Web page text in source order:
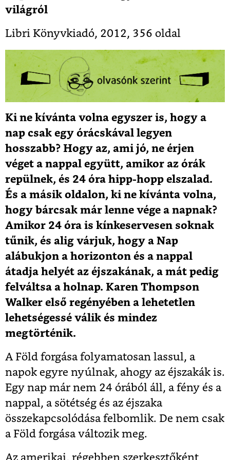
világról
Libri Könyvkiadó, 2012, 356 oldal
Ki ne kívánta volna egyszer is, hogy a
nap csak egy órácskával legyen
hosszabb? Hogy az, ami jó, ne érjen
véget a nappal együtt, amikor az órák
repülnek, és 24 óra hipp-hopp elszalad.
És a másik oldalon, ki ne kívánta volna,
hogy bárcsak már lenne vége a napnak?
Amikor 24 óra is kínkeservesen soknak
tűnik, és alig várjuk, hogy a Nap
alábukjon a horizonton és a nappal
átadja helyét az éjszakának, a mát pedig
felváltsa a holnap. Karen Thompson
Walker első regényében a lehetetlen
lehetségessé válik és mindez
megtörténik.
A Föld forgása folyamatosan lassul, a
napok egyre nyúlnak, ahogy az éjszakák is.
Egy nap már nem 24 órából áll, a fény és a
nappal, a sötétség és az éjszaka
összekapcsolódása felbomlik. De nem csak
a Föld forgása változik meg.